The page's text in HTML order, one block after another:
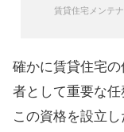
賃貸住宅メンテ
確かに賃貸住宅
者として重要な任
この資格を設立